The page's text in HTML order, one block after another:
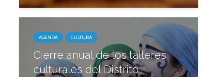
AGENDA CULTURA
Cierre anual de los talleres
culturales del Distrito